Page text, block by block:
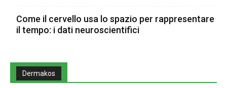
Come il cervello usa lo spazio per rappresentare
il tempo: i dati neuroscientifici
Dermakos